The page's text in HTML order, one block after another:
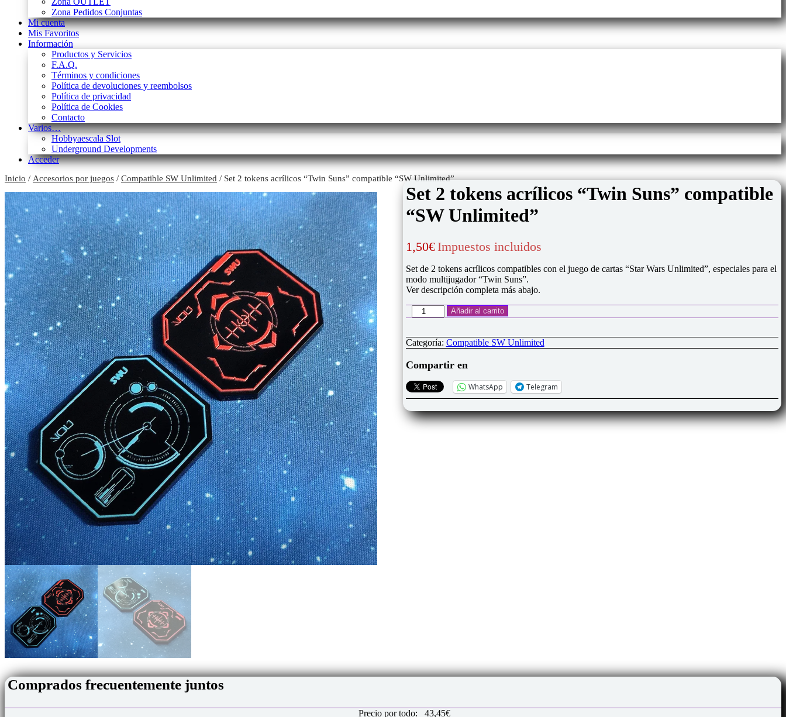
Zona Pedidos Conjuntas
Mi cuenta
Mis Favoritos
Información
Productos y Servicios
F.A.Q.
Términos y condiciones
Política de devoluciones y reembolsos
Política de privacidad
Política de Cookies
Contacto
Varios…
Hobbyaescala Slot
Underground Developments
Acceder
Inicio / Accesorios por juegos / Compatible SW Unlimited / Set 2 tokens acrílicos “Twin Suns” compatible “SW Unlimited”
Set 2 tokens acrílicos “Twin Suns” compatible
“SW Unlimited”
1,50€ Impuestos incluidos
Set de 2 tokens acrílicos compatibles con el juego de cartas “Star Wars Unlimited”, especiales para el
modo multijugador “Twin Suns”.
Ver descripción completa más abajo.
Set
2
acrílicos
"Twin
Suns"
compatible
"SW
Unlimited"
Añadir al carrito
Categoría: Compatible SW Unlimited
Compartir en
WhatsApp Telegram
Comprados frecuentemente juntos
Precio por todo: 43,45€